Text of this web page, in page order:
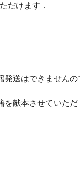
だけます．
送はできませんの
献本させていただ